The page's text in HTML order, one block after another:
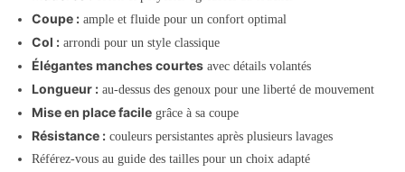
Coupe : ample et fluide pour un confort optimal
Col : arrondi pour un style classique
Élégantes manches courtes avec détails volantés
Longueur : au-dessus des genoux pour une liberté de mouvement
Mise en place facile grâce à sa coupe
Résistance : couleurs persistantes après plusieurs lavages
Référez-vous au guide des tailles pour un choix adapté